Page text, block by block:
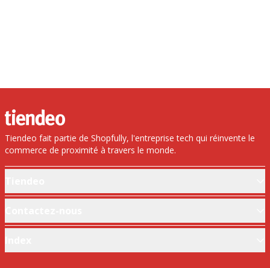
Tiendeo fait partie de Shopfully, l'entreprise tech qui réinvente le
commerce de proximité à travers le monde.
Solutions professionnelles
Magasin mal situé sur la carte